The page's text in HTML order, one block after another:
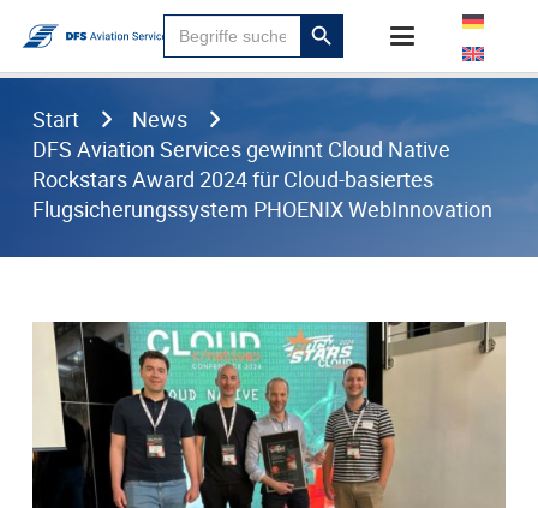
Suchen
für:
Search
Button
Start
News
DFS Aviation Services gewinnt Cloud Native
Rockstars Award 2024 für Cloud-basiertes
Flugsicherungssystem PHOENIX WebInnovation